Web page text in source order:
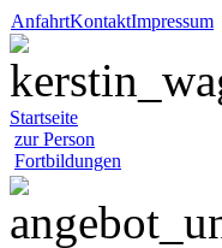
AnfahrtKontaktImpressum
Startseite
zur Person
Fortbildungen